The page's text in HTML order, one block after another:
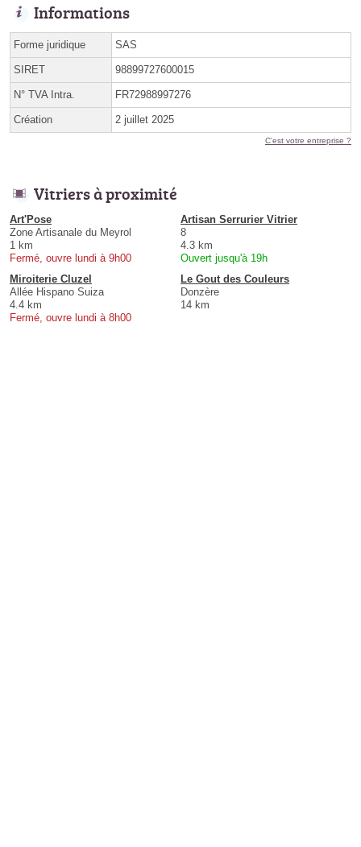
Informations
Forme juridique SAS
SIRET 98899727600015
N° TVA Intra. FR72988997276
Création 2 juillet 2025
C'est votre entreprise ?
Vitriers à proximité
Art'Pose
Zone Artisanale du Meyrol
1 km
Fermé, ouvre lundi à 9h00
Artisan Serrurier Vitrier
8
4.3 km
Ouvert jusqu'à 19h
Miroiterie Cluzel
Allée Hispano Suiza
4.4 km
Fermé, ouvre lundi à 8h00
Le Gout des Couleurs
Donzère
14 km